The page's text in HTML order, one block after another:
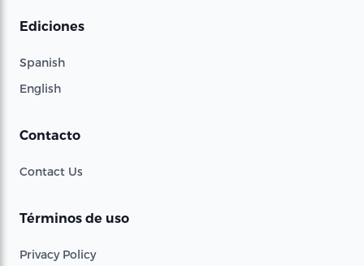
Ediciones
Spanish
English
Contacto
Contact Us
Términos de uso
Privacy Policy